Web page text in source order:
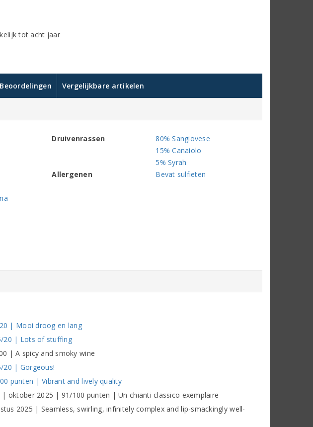
tot acht jaar
Beoordelingen Vergelijkbare artikelen
Druivenrassen
80% Sangiovese
15% Canaiolo
5% Syrah
Allergenen
Bevat sulfieten
| Mooi droog en lang
20 | Lots of stuffing
| A spicy and smoky wine
20 | Gorgeous!
punten | Vibrant and lively quality
| oktober 2025 | 91/100 punten | Un chianti classico exemplaire
2025 | Seamless, swirling, infinitely complex and lip-smackingly well-